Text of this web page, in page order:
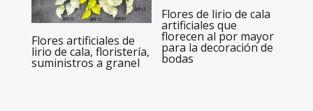
Flores artificiales de
lirio de cala, floristería,
suministros a granel
Flores de lirio de cala
artificiales que
florecen al por mayor
para la decoración de
bodas